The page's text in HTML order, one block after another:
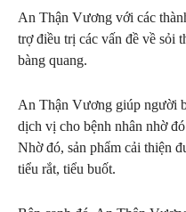
An Thận Vương với các
trợ điều trị các vấn đề về sỏi
bàng quang.
An Thận Vương giúp người
dịch vị cho bệnh nhân nhờ
Nhờ đó, sản phẩm cải thiện
tiểu rắt, tiểu buốt.